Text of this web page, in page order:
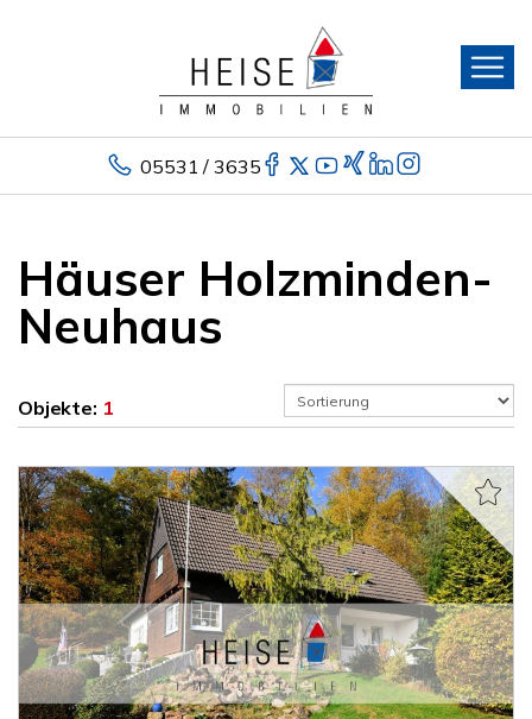
05531 / 3635
Häuser Holzminden-
Neuhaus
Objekte: 1